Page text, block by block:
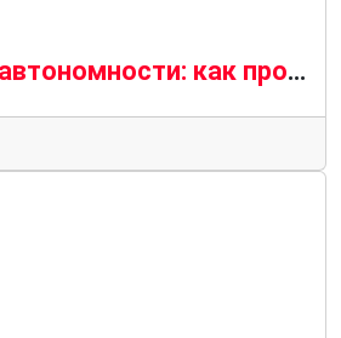
Архитектура автономности: как проектируют AI-агентов для бизнеса